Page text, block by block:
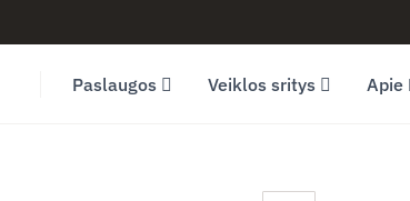
Paslaugos Veiklos sritys Apie